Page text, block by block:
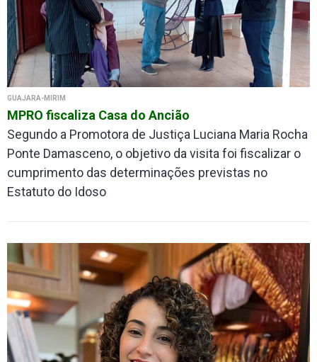
GUAJARÁ-MIRIM
MPRO fiscaliza Casa do Ancião
Segundo a Promotora de Justiça Luciana Maria Rocha
Ponte Damasceno, o objetivo da visita foi fiscalizar o
cumprimento das determinações previstas no
Estatuto do Idoso